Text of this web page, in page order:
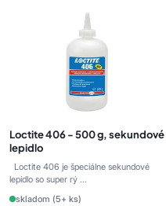
Loctite 406 - 500 g, sekundové
lepidlo
lepidlo so super rý ...
skladom (5+ ks)